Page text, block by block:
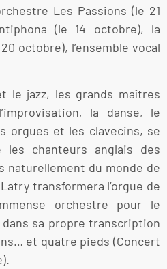
Les Passions (le 21
(le 14 octobre), la
octobre), l’ensemble vocal
le jazz, les grands maîtres
la danse, le
orgues et les clavecins, se
les chanteurs anglais des
naturellement du monde de
transformera l’orgue de
orchestre pour le
sa propre transcription
et quatre pieds (Concert